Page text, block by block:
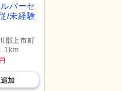
パーセ
/未経験
郡上市町
円
追加